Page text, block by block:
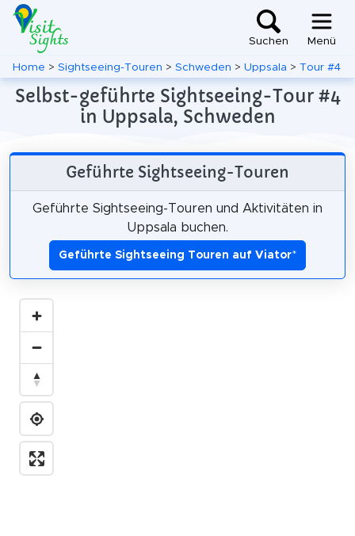
Suchen Menü
Home > Sightseeing-Touren > Schweden > Uppsala > Tour #4
Selbst-geführte Sightseeing-Tour #4
in Uppsala, Schweden
Geführte Sightseeing-Touren
Geführte Sightseeing-Touren und Aktivitäten in
Uppsala buchen.
Geführte Sightseeing Touren auf Viator*